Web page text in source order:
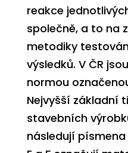
reakce
společně, a to na
metodiky
výsledků. V ČR
normou označenou
Nejvyšší základní
stavebních
následují